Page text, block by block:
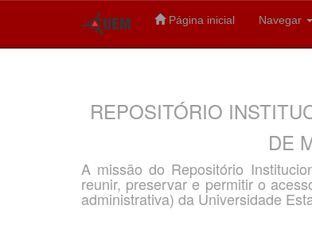
Página inicial Navegar
REPOSITÓRIO
DE
A missão do Repositório
reunir, preservar e permitir o
administrativa) da Universidade